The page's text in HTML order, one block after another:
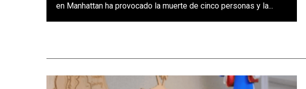
en Manhattan ha provocado la muerte de cinco personas y la...